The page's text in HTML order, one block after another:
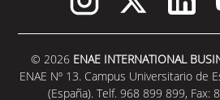
© 2026 ENAE INTERNATIONAL
ENAE Nº 13. Campus Universitario de
(España). Telf. 968 899 899, Fax: